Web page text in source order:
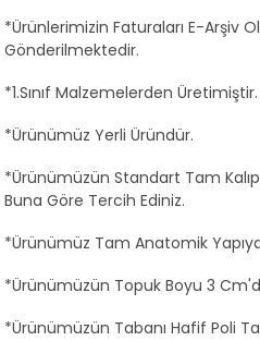
*Ürünlerimizin Faturaları E-Arşiv
Gönderilmektedir.
*1.Sınıf Malzemelerden Üretimiştir.
*Ürünümüz Yerli Üründür.
*Ürünümüzün Standart Tam
Buna Göre Tercih Ediniz.
*Ürünümüz Tam Anatomik
*Ürünümüzün Topuk Boyu 3
*Ürünümüzün Tabanı Hafif Poli